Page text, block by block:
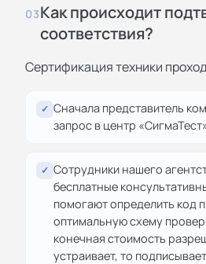
03Как происходит
соответствия?
Сертификация техники
✓ Сначала представитель
запрос в центр
✓ Сотрудники нашего
бесплатные
помогают определить код
оптимальную схему
конечная стоимость
устраивает, то